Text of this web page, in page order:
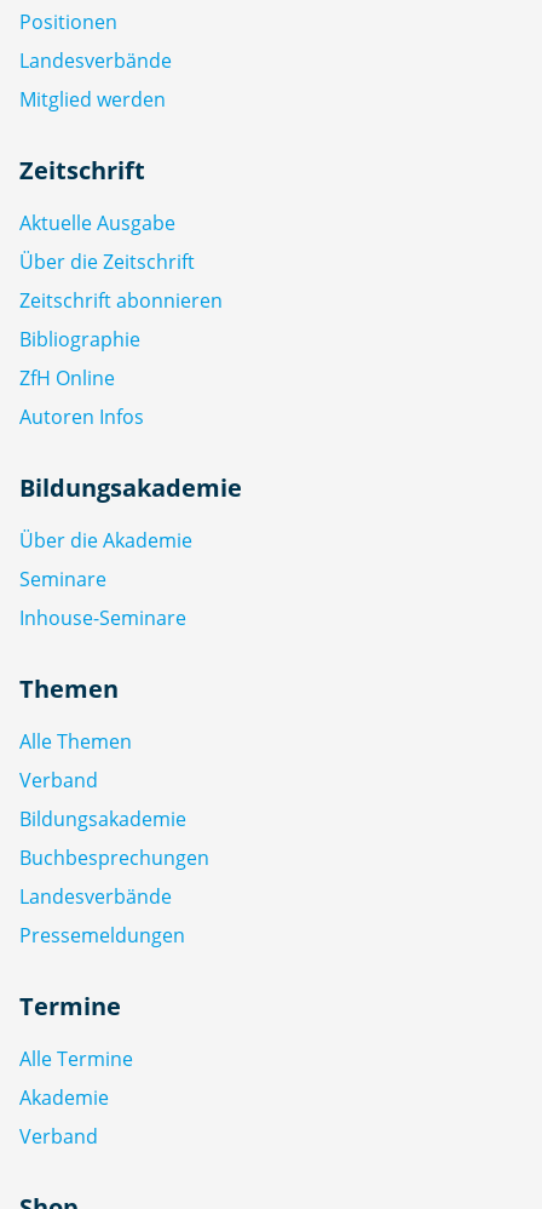
Positionen
Landesverbände
Mitglied werden
Zeitschrift
Aktuelle Ausgabe
Über die Zeitschrift
Zeitschrift abonnieren
Bibliographie
ZfH Online
Autoren Infos
Bildungsakademie
Über die Akademie
Seminare
Inhouse-Seminare
Themen
Alle Themen
Verband
Bildungsakademie
Buchbesprechungen
Landesverbände
Pressemeldungen
Termine
Alle Termine
Akademie
Verband